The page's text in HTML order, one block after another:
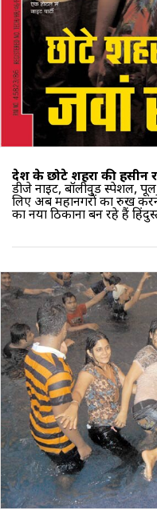
देश के छोटे शहरों की हसीन
डीजे नाइट, बॉलीवुड स्पेशल,
लिए अब महानगरों का रुख
का नया ठिकाना बन रहे हैं